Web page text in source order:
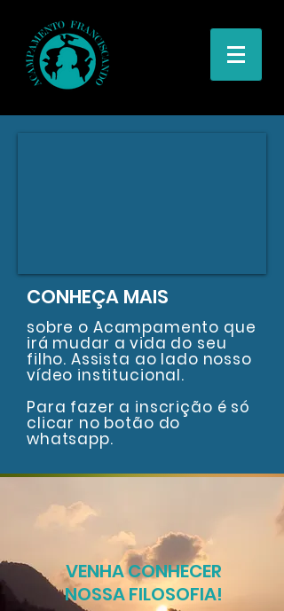
CONHEÇA MAIS
sobre o Acampamento que
irá mudar a vida do seu
filho. Assista ao lado nosso
vídeo institucional.
Para fazer a inscrição é só
clicar no botão do
whatsapp.
VENHA CONHECER
NOSSA FILOSOFIA!